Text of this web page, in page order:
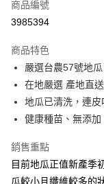
LINE Pay
街口支付
悠遊付
全盈+PAY
AFTEE先享後付
相關說明
商品編號
3985394
商品特色
嚴選台農57號地
在地嚴選 產地直送
地瓜已清洗，連皮
健康種苗、無添加
銷售重點
目前地瓜正值新產季
瓜較小且纖維較多的